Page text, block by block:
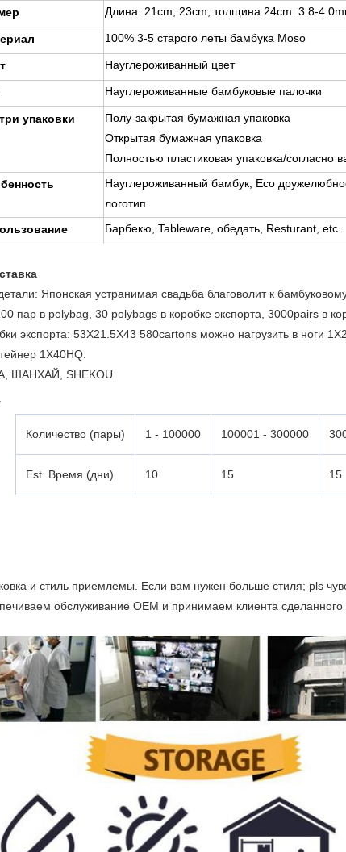
Длина: 21cm, 23cm, толщина 24cm: 3.8-
100% 3-5 старого леты бамбука Moso
Науглероживанный цвет
Науглероживанные бамбуковые палочки
упаковки
Полу-закрытая бумажная упаковка
Открытая бумажная упаковка
Полностью пластиковая упаковка/согласно
Науглероживанный бамбук, Eco
логотип
Барбекю, Tableware, обедать, Resturant, etc.
Японская устранимая свадьба благоволит к
пар в polybag, 30 polybags в коробке экспорта, 3000pairs в
экспорта: 53X21.5X43 580cartons можно нагрузить в ноги
1X40HQ.
ШАНХАЙ, SHEKOU
Количество (пары) 1 - 100000 100001 - 300000
Est. Время (дни) 10 15 15
и стиль приемлемы. Если вам нужен больше стиля; pls
обслуживание OEM и принимаем клиента сделанного